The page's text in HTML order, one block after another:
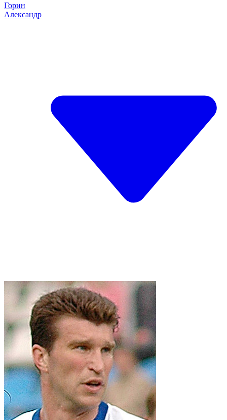
Горин
Александр